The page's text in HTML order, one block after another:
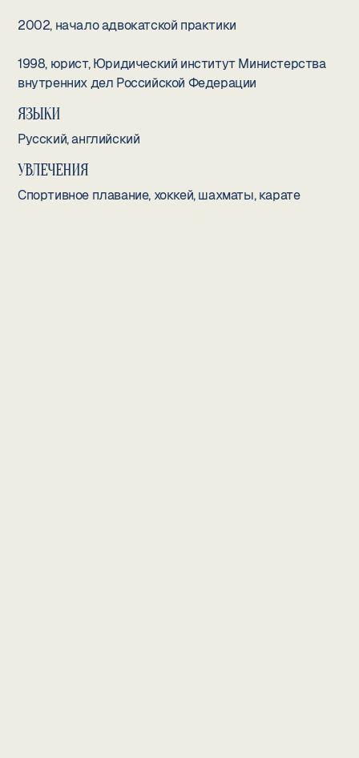
2002, начало адвокатской практики
1998, юрист, Юридический институт Министерства
внутренних дел Российской Федерации
ЯЗЫКИ
Русский, английский
УВЛЕЧЕНИЯ
Спортивное плавание, хоккей, шахматы, карате